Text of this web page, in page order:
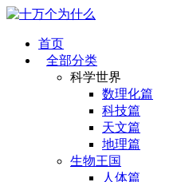
首页
全部分类
科学世界
数理化篇
科技篇
天文篇
地理篇
生物王国
人体篇